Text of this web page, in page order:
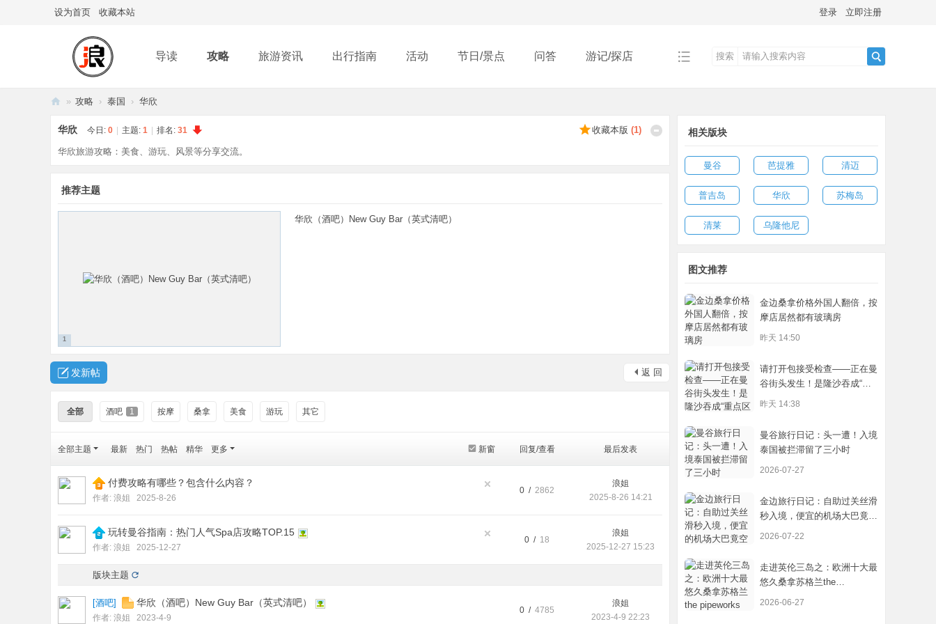
设为首页 收藏本站 登录 立即注册
导读 攻略 旅游资讯 出行指南 活动 节日/景点 问答 游记/探店 搜索
» 攻略 › 泰国 › 华欣
收藏本版 (1)
华欣 今日: 0 主题: 1 排名: 31
华欣旅游攻略：美食、游玩、风景等分享交流。
推荐主题
1
华欣（酒吧）New Guy Bar（英式清吧）
返 回
发新帖
全部 酒吧 1 按摩 桑拿 美食 游玩 其它
新窗
全部主题 最新 热门 热帖 精华 更多 回复/查看 最后发表
付费攻略有哪些？包含什么内容？
作者: 浪姐 2025-8-26
0 / 2862
浪姐
2025-8-26 14:21
玩转曼谷指南：热门人气Spa店攻略TOP.15
作者: 浪姐 2025-12-27
0 / 18
浪姐
2025-12-27 15:23
版块主题
[酒吧] 华欣（酒吧）New Guy Bar（英式清吧）
作者: 浪姐 2023-4-9
0 / 4785
浪姐
2023-4-9 22:23
相关版块
曼谷 芭提雅 清迈
普吉岛 华欣 苏梅岛
清莱 乌隆他尼
图文推荐
金边桑拿价格外国人翻倍，按
摩店居然都有玻璃房
昨天 14:50
请打开包接受检查——正在曼
谷街头发生！是隆沙吞成“重
点区域”
昨天 14:38
曼谷旅行日记：头一遭！入境
泰国被拦滞留了三小时
2026-07-27
金边旅行日记：自助过关丝滑
秒入境，便宜的机场大巴竟空
无一人
2026-07-22
走进英伦三岛之：欧洲十大最
悠久桑拿苏格兰the
pipeworks
2026-06-27